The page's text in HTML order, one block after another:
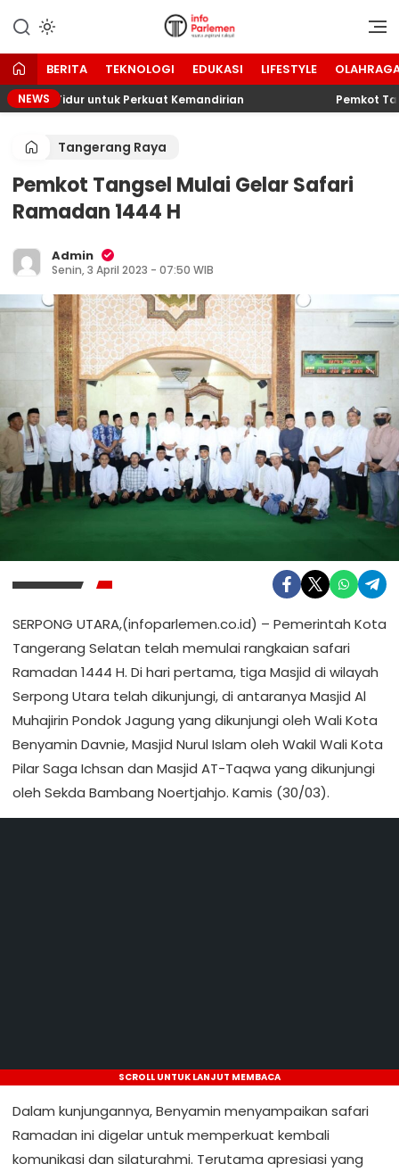
konten
Info Parlemen
Suara Aspirasi Rakyat
BERITA TEKNOLOGI EDUKASI LIFESTYLE
NEWSTidur untuk Perkuat Kemandirian Pemkot
Tangerang Raya
Pemkot Tangsel Mulai Gelar Safari
Ramadan 1444 H
Admin
Senin, 3 April 2023 - 07:50 WIB
SERPONG UTARA,(infoparlemen.co.id) – Pemerintah Kota
Tangerang Selatan telah memulai rangkaian safari
Ramadan 1444 H. Di hari pertama, tiga Masjid di wilayah
Serpong Utara telah dikunjungi, di antaranya Masjid Al
Muhajirin Pondok Jagung yang dikunjungi oleh Wali Kota
Benyamin Davnie, Masjid Nurul Islam oleh Wakil Wali Kota
Pilar Saga Ichsan dan Masjid AT-Taqwa yang dikunjungi
oleh Sekda Bambang Noertjahjo. Kamis (30/03).
SCROLL UNTUK LANJUT MEMBACA
Dalam kunjungannya, Benyamin menyampaikan safari
Ramadan ini digelar untuk memperkuat kembali
komunikasi dan silaturahmi. Terutama apresiasi yang